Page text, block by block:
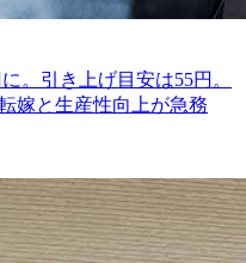
。引き上げ目安は55円。
嫁と生産性向上が急務